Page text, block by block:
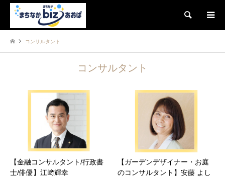
検索
コンサルタント
コンサルタント
【金融コンサルタント/行政書
士/俳優】江﨑輝幸
【ガーデンデザイナー・お庭
のコンサルタント】安藤 よし